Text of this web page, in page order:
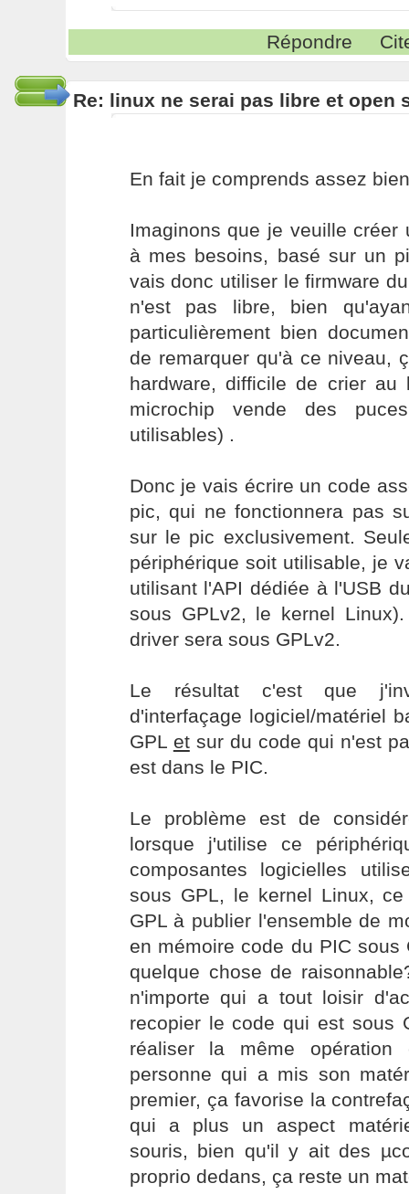
Répondre
Re: linux ne serai pas libre et open
En fait je comprends assez
Imaginons que je veuille créer
à mes besoins, basé sur un
vais donc utiliser le firmware
n'est pas libre, bien
particulièrement bien
de remarquer qu'à ce niveau,
hardware, difficile de crier
microchip vende des
utilisables) .
Donc je vais écrire un code
pic, qui ne fonctionnera pas
sur le pic exclusivement.
périphérique soit utilisable, je
utilisant l'API dédiée à l'USB
sous GPLv2, le kernel
driver sera sous GPLv2.
Le résultat c'est que
d'interfaçage logiciel/matériel
GPL etsur du code qui n'est
est dans le PIC.
Le problème est de
lorsque j'utilise ce
composantes logicielles
sous GPL, le kernel Linux,
GPL à publier l'ensemble de
en mémoire code du PIC sous
quelque chose de
n'importe qui a tout loisir
recopier le code qui est sous
réaliser la même opération
personne qui a mis son
premier, ça favorise la
qui a plus un aspect
souris, bien qu'il y ait des
proprio dedans, ça reste un